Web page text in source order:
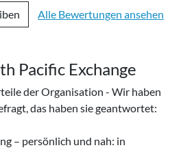
Alle Bewertungen ansehen
Pacific Exchange
der Organisation - Wir haben
das haben sie geantwortet:
– persönlich und nah: in